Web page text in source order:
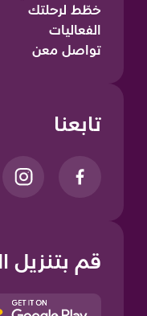
خطّط لرحلتك
الفعاليات
تواصل معن
تابعنا
قم بتنزيل